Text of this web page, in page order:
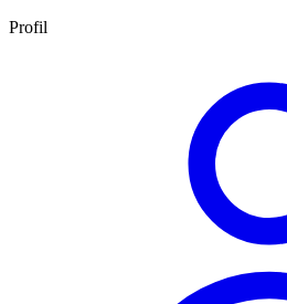
Profil